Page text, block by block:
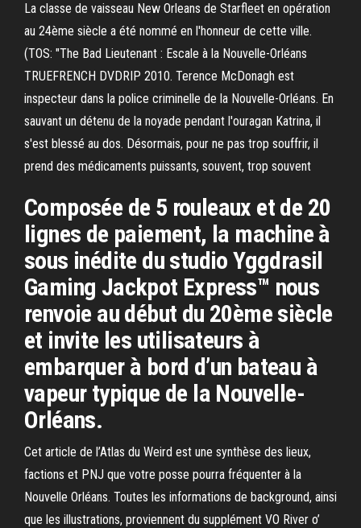
La classe de vaisseau New Orleans de Starfleet en opération
au 24ème siècle a été nommé en l'honneur de cette ville.
(TOS: "The Bad Lieutenant : Escale à la Nouvelle-Orléans
TRUEFRENCH DVDRIP 2010. Terence McDonagh est
inspecteur dans la police criminelle de la Nouvelle-Orléans. En
sauvant un détenu de la noyade pendant l'ouragan Katrina, il
s'est blessé au dos. Désormais, pour ne pas trop souffrir, il
prend des médicaments puissants, souvent, trop souvent
Composée de 5 rouleaux et de 20
lignes de paiement, la machine à
sous inédite du studio Yggdrasil
Gaming Jackpot Express™ nous
renvoie au début du 20ème siècle
et invite les utilisateurs à
embarquer à bord d’un bateau à
vapeur typique de la Nouvelle-
Orléans.
Cet article de l’Atlas du Weird est une synthèse des lieux,
factions et PNJ que votre posse pourra fréquenter à la
Nouvelle Orléans. Toutes les informations de background, ainsi
que les illustrations, proviennent du supplément VO River o’